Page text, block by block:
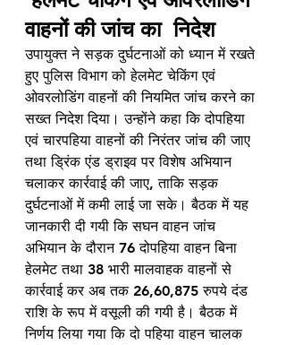
वाहनों की जांच का  निदेश
उपायुक्त ने सड़क दुर्घटनाओं को ध्यान में रखते
हुए पुलिस विभाग को हेलमेट चेकिंग एवं
ओवरलोडिंग वाहनों की नियमित जांच करने का
सख्त निदेश दिया। उन्होंने कहा कि दोपहिया
एवं चारपहिया वाहनों की निरंतर जांच की जाए
तथा ड्रिंक एंड ड्राइव पर विशेष अभियान
चलाकर कार्रवाई की जाए, ताकि सड़क
दुर्घटनाओं में कमी लाई जा सके। बैठक में यह
जानकारी दी गयी कि सघन वाहन जांच
अभियान के दौरान 76 दोपहिया वाहन बिना
हेलमेट तथा 38 भारी मालवाहक वाहनों से
कार्रवाई कर अब तक 26,60,875 रुपये दंड
राशि के रूप में वसूली की गयी है। बैठक में
निर्णय लिया गया कि दो पहिया वाहन चालक